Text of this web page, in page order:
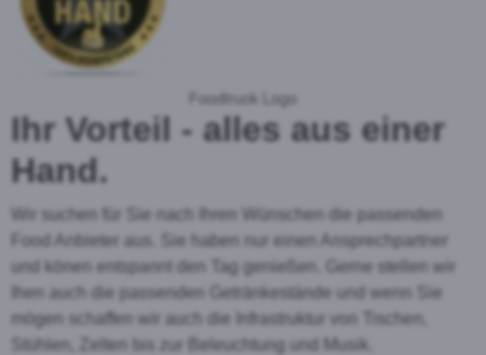
Foodtruck Logo
Ihr Vorteil - alles aus einer
Hand.
Wir suchen für Sie nach Ihren Wünschen die passenden
Food Anbieter aus. Sie haben nur einen Ansprechpartner
und könen entspannt den Tag genießen. Gerne stellen wir
Ihen auch die passenden Getränkestände und wenn Sie
mögen schaffen wir auch die Infrastruktur von Tischen,
Stühlen, Zelten bis zur Beleuchtung und Musik.